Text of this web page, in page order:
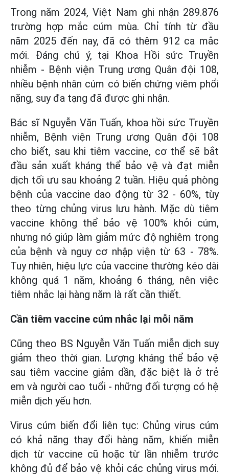
Trong năm 2024, Việt Nam ghi nhận 289.876
trường hợp mắc cúm mùa. Chỉ tính từ đầu
năm 2025 đến nay, đã có thêm 912 ca mắc
mới. Đáng chú ý, tại Khoa Hồi sức Truyền
nhiễm - Bệnh viện Trung ương Quân đội 108,
nhiều bệnh nhân cúm có biến chứng viêm phổi
nặng, suy đa tạng đã được ghi nhận.
Bác sĩ Nguyễn Văn Tuấn, khoa hồi sức Truyền
nhiễm, Bệnh viện Trung ương Quân đội 108
cho biết, sau khi tiêm vaccine, cơ thể sẽ bắt
đầu sản xuất kháng thể bảo vệ và đạt miễn
dịch tối ưu sau khoảng 2 tuần. Hiệu quả phòng
bệnh của vaccine dao động từ 32 - 60%, tùy
theo từng chủng virus lưu hành. Mặc dù tiêm
vaccine không thể bảo vệ 100% khỏi cúm,
nhưng nó giúp làm giảm mức độ nghiêm trọng
của bệnh và nguy cơ nhập viện từ 63 - 78%.
Tuy nhiên, hiệu lực của vaccine thường kéo dài
không quá 1 năm, khoảng 6 tháng, nên việc
tiêm nhắc lại hàng năm là rất cần thiết.
Cần tiêm vaccine cúm nhắc lại mỗi năm
Cũng theo BS Nguyễn Văn Tuấn miễn dịch suy
giảm theo thời gian. Lượng kháng thể bảo vệ
sau tiêm vaccine giảm dần, đặc biệt là ở trẻ
em và người cao tuổi - những đối tượng có hệ
miễn dịch yếu hơn.
Virus cúm biến đổi liên tục: Chủng virus cúm
có khả năng thay đổi hàng năm, khiến miễn
dịch từ vaccine cũ hoặc từ lần nhiễm trước
không đủ để bảo vệ khỏi các chủng virus mới.